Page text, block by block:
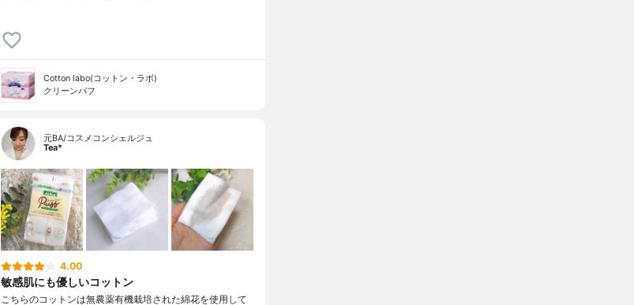
Cotton labo(コットン・ラボ)
クリーンパフ
元BA/コスメコンシェルジュ
Tea*
4.00
敏感肌にも優しいコットン
こちらのコットンは無農薬有機栽培された綿花を使用して